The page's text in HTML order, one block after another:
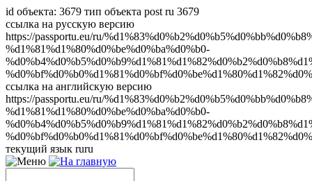
id объекта: 3679 тип объекта post ru 3679
ссылка на русскую версию
https://passportu.eu/ru/
%d1%81%d1%80%d0%be%d0%ba%d0%b0-
ссылка на английскую версию
https://passportu.eu/ru/
%d1%81%d1%80%d0%be%d0%ba%d0%b0-
текущий язык ruru